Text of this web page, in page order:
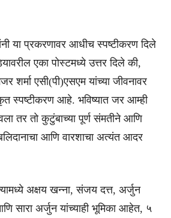
या प्रकरणावर आधीच स्पष्टीकरण दिले
एका पोस्टमध्ये उत्तर दिले की,
शर्मा एसी(पी)एसएम यांच्या जीवनावर
स्पष्टीकरण आहे. भविष्यात जर आम्ही
तर तो कुटुंबाच्या पूर्ण संमतीने आणि
आणि वारशाचा अत्यंत आदर
अक्षय खन्ना, संजय दत्त, अर्जुन
सारा अर्जुन यांच्याही भूमिका आहेत, ५